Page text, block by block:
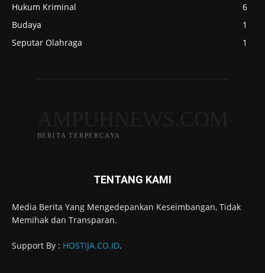
Hukum Kriminal
6
Budaya
1
Seputar Olahraga
1
BERITA TERPERCAYA
TENTANG KAMI
Media Berita Yang Mengedepankan Keseimbangan, Tidak
Memihak dan Transparan.
Support By : HOSTIJA.CO.ID.